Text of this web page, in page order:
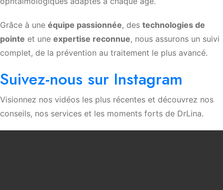
Grâce à une équipe passionnée, des technologies de
pointe et une expertise reconnue, nous assurons un suivi
complet, de la prévention au traitement le plus avancé.
Suivez-nous sur Instagram
Visionnez nos vidéos les plus récentes et découvrez nos
conseils, nos services et les moments forts de DrLina.